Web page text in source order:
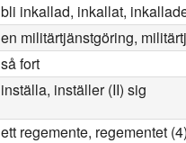
bli inkallad, inkallat,
en militärtjänstgöring,
så fort
inställa, inställer (II) sig
ett regemente, regementet